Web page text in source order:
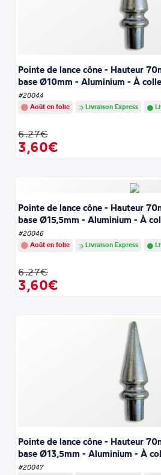
Pointe de lance cône - Hauteur
base Ø10mm - Aluminium - À
#20044
Août en folie
Livraison Express
6.27€
3,60€
Pointe de lance cône - Hauteur
base Ø15,5mm - Aluminium - À
#20046
Août en folie
Livraison Express
6.27€
3,60€
Pointe de lance cône - Hauteur
base Ø13,5mm - Aluminium - À
#20047